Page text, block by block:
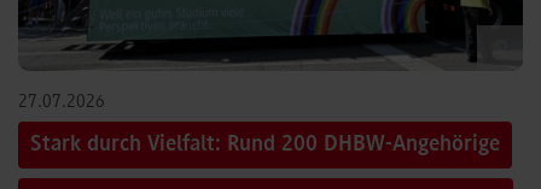
27.07.2026
Stark durch Vielfalt: Rund 200 DHBW-Angehörige